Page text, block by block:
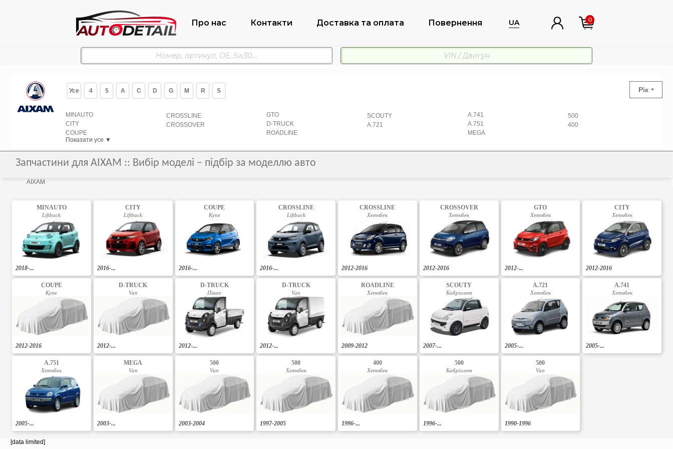
Про нас Контакти Доставка та оплата Повернення UA 0
Усе 4 5 A C D G M R S Рік
MINAUTO
CITY
COUPE
CROSSLINE
CROSSOVER
GTO
D-TRUCK
ROADLINE
SCOUTY
A.721
A.741
A.751
MEGA
500
400
Показати усе ▼
Запчастини для AIXAM :: Вибір моделі – підбір за моделлю авто
AIXAM
MINAUTO
Liftback
2018-...
CITY
Liftback
2016-...
COUPE
Купе
2016-...
CROSSLINE
Liftback
2016-...
CROSSLINE
Хетчбек
2012-2016
CROSSOVER
Хетчбек
2012-2016
GTO
Хетчбек
2012-...
CITY
Хетчбек
2012-2016
COUPE
Купе
2012-2016
D-TRUCK
Van
2012-...
D-TRUCK
Пікап
2012-...
D-TRUCK
Van
2012-...
ROADLINE
Хетчбек
2009-2012
SCOUTY
Кабріолет
2007-...
A.721
Хетчбек
2005-...
A.741
Хетчбек
2005-...
A.751
Хетчбек
2005-...
MEGA
Van
2003-...
500
Van
2003-2004
500
Хетчбек
1997-2005
400
Хетчбек
1996-...
500
Кабріолет
1996-...
500
Van
1990-1996
[data limited]